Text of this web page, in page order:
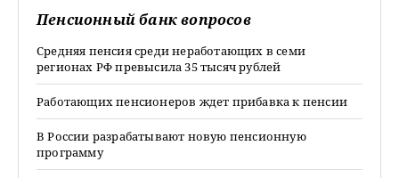
Пенсионный банк вопросов
Средняя пенсия среди неработающих в семи
регионах РФ превысила 35 тысяч рублей
Работающих пенсионеров ждет прибавка к пенсии
В России разрабатывают новую пенсионную
программу